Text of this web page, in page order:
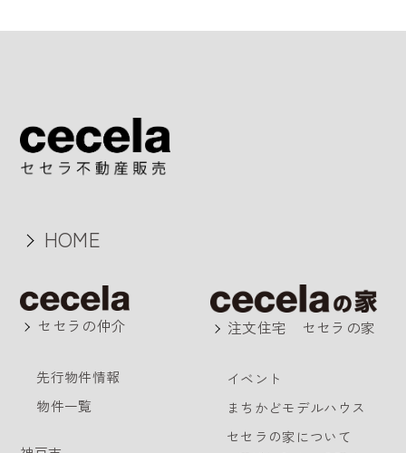
HOME
セセラの仲介
先行物件情報
物件一覧
注文住宅 セセラの家
イベント
まちかどモデルハウス
セセラの家について